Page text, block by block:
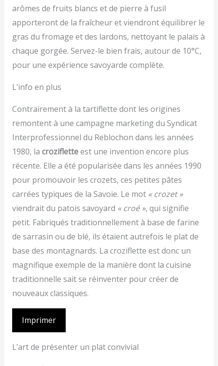
arômes de fruits blancs et de pierre à fusil
apporteront de la fraîcheur et viendront équilibrer le
gras du fromage et des lardons, nettoyant le palais à
chaque gorgée. Servez-le bien frais, autour de 10°C,
pour une expérience savoyarde complète.
L’info en plus
Contrairement à la tartiflette dont les origines
remontent à une campagne marketing du Syndicat
Interprofessionnel du Reblochon dans les années
1980, la crozifletteest une invention encore plus
récente. Elle a été popularisée dans les années 1990
pour promouvoir les crozets, ces petites pâtes
carrées typiques de la Savoie. Le mot « crozet »
viendrait du patois savoyard « croé », qui signifie
petit. Fabriqués traditionnellement à base de farine
de sarrasin ou de blé, ils étaient autrefois le plat de
base des montagnards. La croziflette est donc un
magnifique exemple de la manière dont la cuisine
traditionnelle sait se réinventer pour créer de
nouveaux classiques.
Imprimer
L’art de présenter un plat convivial